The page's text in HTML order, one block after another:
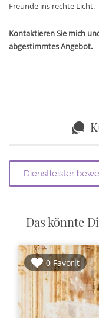
Freunde ins rechte Licht.
Kontaktieren Sie mich
abgestimmtes Angebot.
Das könnte
0 Favorit